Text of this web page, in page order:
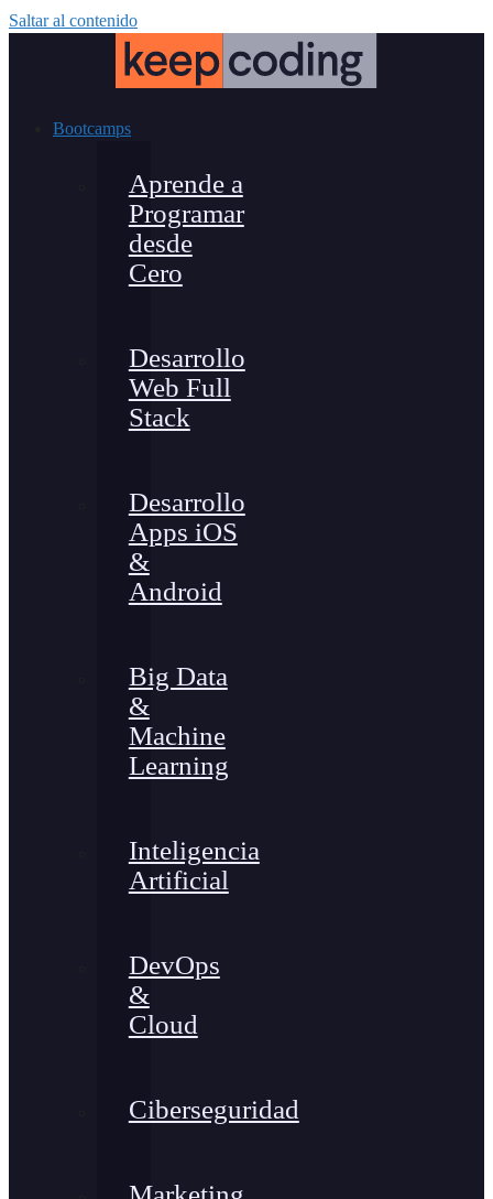
Saltar al contenido
Bootcamps
Aprende a
Programar
desde
Cero
Desarrollo
Web Full
Stack
Desarrollo
Apps iOS
&
Android
Big Data
&
Machine
Learning
Inteligencia
Artificial
DevOps
&
Cloud
Ciberseguridad